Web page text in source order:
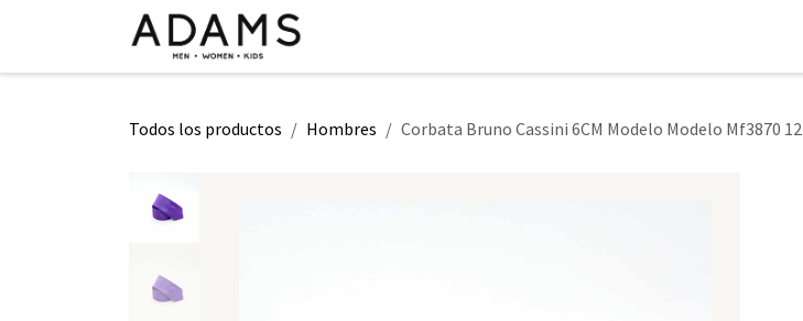
Todos los productos Hombres Corbata Bruno Cassini 6CM Modelo Modelo Mf3870 12